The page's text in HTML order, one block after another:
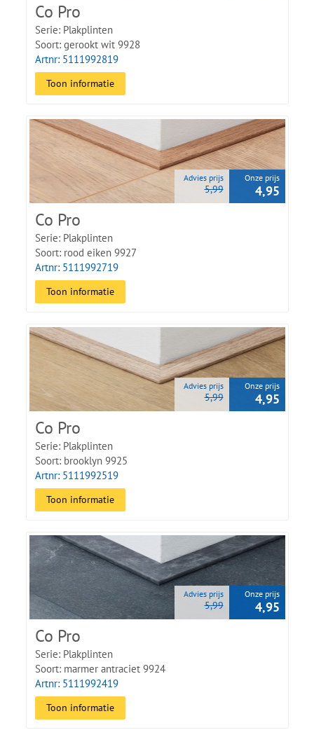
Co Pro
Serie: Plakplinten
Soort: gerookt wit 9928
Artnr: 5111992819
Toon informatie
Advies prijs
5,99
Onze prijs
4,95
Co Pro
Serie: Plakplinten
Soort: rood eiken 9927
Artnr: 5111992719
Toon informatie
Advies prijs
5,99
Onze prijs
4,95
Co Pro
Serie: Plakplinten
Soort: brooklyn 9925
Artnr: 5111992519
Toon informatie
Advies prijs
5,99
Onze prijs
4,95
Co Pro
Serie: Plakplinten
Soort: marmer antraciet 9924
Artnr: 5111992419
Toon informatie